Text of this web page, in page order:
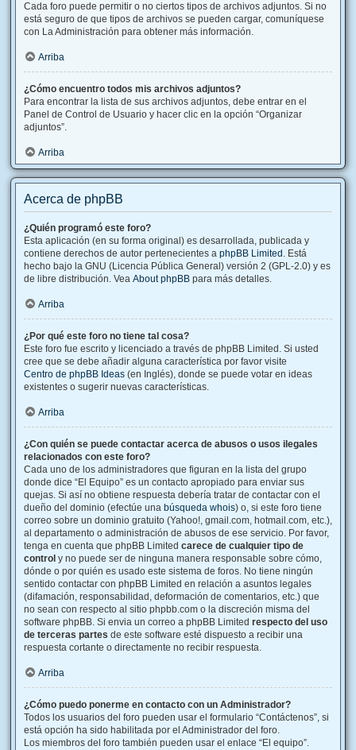
Cada foro puede permitir o no ciertos tipos de archivos adjuntos. Si no
está seguro de que tipos de archivos se pueden cargar, comuníquese
con La Administración para obtener más información.
Arriba
¿Cómo encuentro todos mis archivos adjuntos?
Para encontrar la lista de sus archivos adjuntos, debe entrar en el
Panel de Control de Usuario y hacer clic en la opción “Organizar
adjuntos”.
Arriba
Acerca de phpBB
¿Quién programó este foro?
Esta aplicación (en su forma original) es desarrollada, publicada y
contiene derechos de autor pertenecientes a phpBB Limited . Está
hecho bajo la GNU (Licencia Pública General) versión 2 (GPL-2.0) y es
de libre distribución. Vea About phpBB para más detalles.
Arriba
¿Por qué este foro no tiene tal cosa?
Este foro fue escrito y licenciado a través de phpBB Limited. Si usted
cree que se debe añadir alguna característica por favor visite
Centro de phpBB Ideas (en Inglés), donde se puede votar en ideas
existentes o sugerir nuevas características.
Arriba
¿Con quién se puede contactar acerca de abusos o usos ilegales
relacionados con este foro?
Cada uno de los administradores que figuran en la lista del grupo
donde dice “El Equipo” es un contacto apropiado para enviar sus
quejas. Si así no obtiene respuesta debería tratar de contactar con el
dueño del dominio (efectúe una búsqueda whois) o, si este foro tiene
correo sobre un dominio gratuito (Yahoo!, gmail.com, hotmail.com, etc.),
al departamento o administración de abusos de ese servicio. Por favor,
tenga en cuenta que phpBB Limited carece de cualquier tipo de
control y no puede ser de ninguna manera responsable sobre cómo,
dónde o por quién es usado este sistema de foros. No tiene ningún
sentido contactar con phpBB Limited en relación a asuntos legales
(difamación, responsabilidad, deformación de comentarios, etc.) que
no sean con respecto al sitio phpbb.com o la discreción misma del
software phpBB. Si envia un correo a phpBB Limited respecto del uso
de terceras partes de este software esté dispuesto a recibir una
respuesta cortante o directamente no recibir respuesta.
Arriba
¿Cómo puedo ponerme en contacto con un Administrador?
Todos los usuarios del foro pueden usar el formulario “Contáctenos”, si
está opción ha sido habilitada por el Administrador del foro.
Los miembros del foro también pueden usar el enlace “El equipo”.